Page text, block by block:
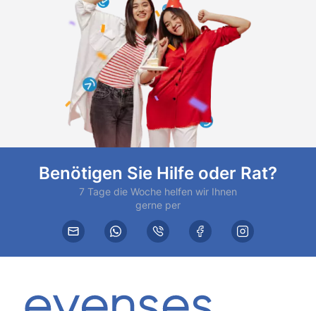
Benötigen Sie Hilfe oder Rat?
7 Tage die Woche helfen wir Ihnen
gerne per